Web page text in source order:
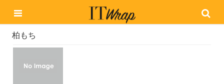
柏もち